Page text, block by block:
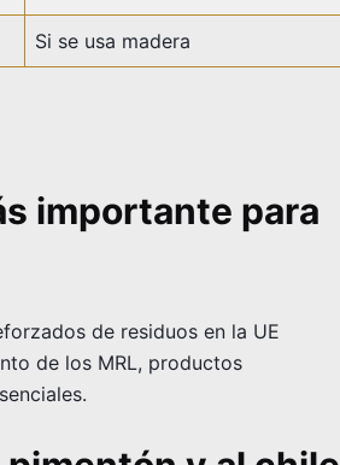
Si se usa madera
importante para
de residuos en la UE
de los MRL, productos